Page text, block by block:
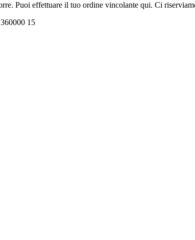
Puoi effettuare il tuo ordine vincolante qui. Ci
15